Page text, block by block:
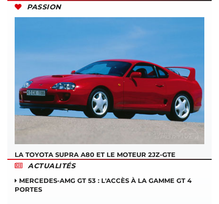
PASSION
LA TOYOTA SUPRA A80 ET LE MOTEUR 2JZ-GTE
ACTUALITÉS
MERCEDES-AMG GT 53 : L'ACCÈS À LA GAMME GT 4
PORTES